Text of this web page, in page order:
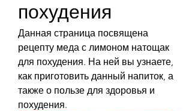
похудения
Данная страница посвящена
рецепту меда с лимоном натощак
для похудения. На ней вы узнаете,
как приготовить данный напиток, а
также о пользе для здоровья и
похудения.